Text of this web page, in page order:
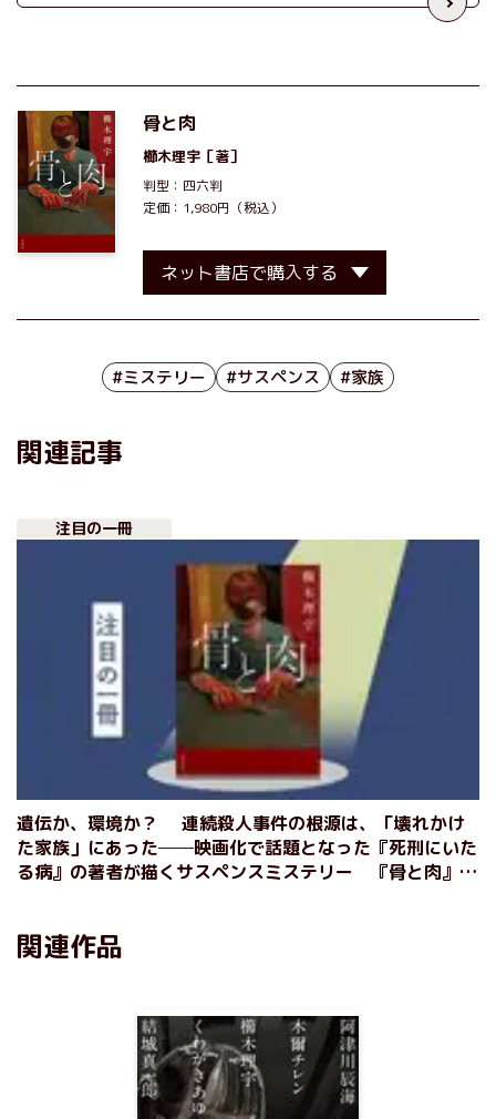
骨と肉
櫛木理宇 ［著］
判型：四六判
定価：1,980円（税込）
ネット書店で購入する
#ミステリー #サスペンス #家族
関連記事
注目の一冊
遺伝か、環境か？ 連続殺人事件の根源は、「壊れかけ
た家族」にあった──映画化で話題となった『死刑にいた
る病』の著者が描くサスペンスミステリー 『骨と肉』櫛
関連作品